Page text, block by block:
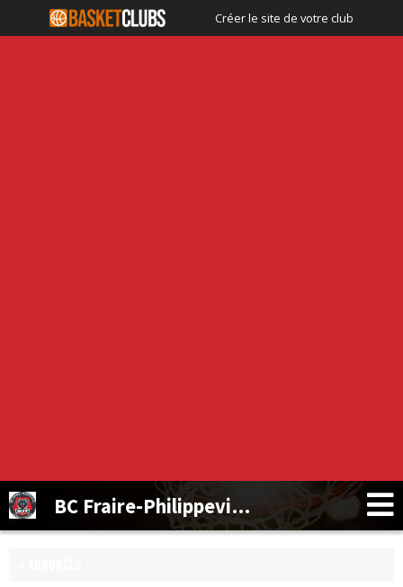
Créer le site de votre club
BC Fraire-Philippeville